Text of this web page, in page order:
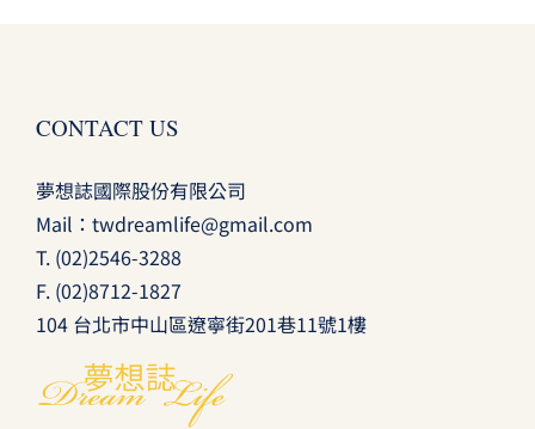
CONTACT US
夢想誌國際股份有限公司
Mail： twdreamlife@gmail.com
T. (02)2546-3288
F. (02)8712-1827
104 台北市中山區遼寧街201巷11號1樓